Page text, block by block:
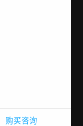
购买咨询